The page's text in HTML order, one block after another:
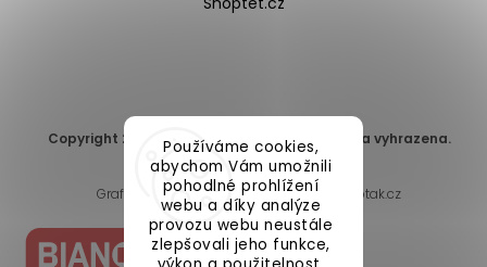
Používáme cookies,
abychom Vám umožnili
pohodlné prohlížení
webu a díky analýze
provozu webu neustále
zlepšovali jeho funkce,
Copyright 2026 DomaLEP s.r.o.
. Všechna práva vyhrazena.
Upravit nastavení cookies
Grafický návrh vytvořil a nakódoval
Shoptak.cz